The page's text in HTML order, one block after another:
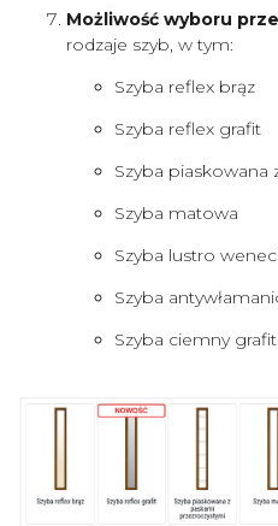
Możliwość wyboru
rodzaje szyb, w tym:
Szyba reflex brąz
Szyba reflex grafit
Szyba piaskowana
Szyba matowa
Szyba lustro
Szyba
Szyba ciemny grafit